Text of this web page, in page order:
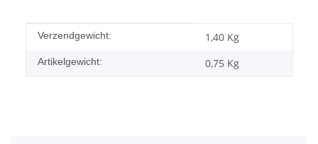
#productDetails.itemInformation#
#productDetails.itemValue#
Verzendgewicht: 1,40 Kg
Artikelgewicht: 0,75 Kg